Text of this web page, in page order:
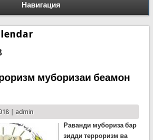
Навигация
муборизаи беамон
| admin
Раванди мубориза бар
зидди терроризм ва